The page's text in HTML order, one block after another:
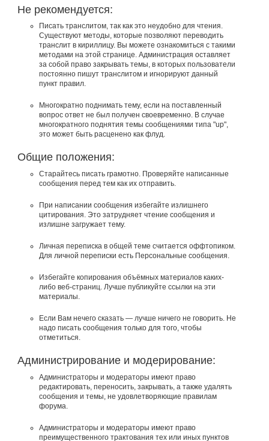
Не рекомендуется:
Писать транслитом, так как это неудобно для чтения.
Существуют методы, которые позволяют переводить
транслит в кириллицу. Вы можете ознакомиться с такими
методами на этой странице. Администрация оставляет
за собой право закрывать темы, в которых пользователи
постоянно пишут транслитом и игнорируют данный
пункт правил.
Многократно поднимать тему, если на поставленный
вопрос ответ не был получен своевременно. В случае
многократного поднятия темы сообщениями типа "up",
это может быть расценено как флуд.
Общие положения:
Старайтесь писать грамотно. Проверяйте написанные
сообщения перед тем как их отправить.
При написании сообщения избегайте излишнего
цитирования. Это затрудняет чтение сообщения и
излишне загружает тему.
Личная переписка в общей теме считается оффтопиком.
Для личной переписки есть Персональные сообщения.
Избегайте копирования объёмных материалов каких-
либо веб-страниц. Лучше публикуйте ссылки на эти
материалы.
Если Вам нечего сказать — лучше ничего не говорить. Не
надо писать сообщения только для того, чтобы
отметиться.
Администрирование и модерирование:
Администраторы и модераторы имеют право
редактировать, переносить, закрывать, а также удалять
сообщения и темы, не удовлетворяющие правилам
форума.
Администраторы и модераторы имеют право
преимущественного трактования тех или иных пунктов